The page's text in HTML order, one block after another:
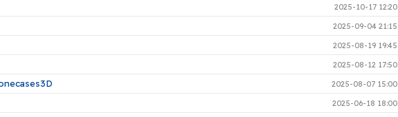
2025-10-17 12:20
2025-09-04 21:15
2025-08-19 19:45
2025-08-12 17:50
2025-08-07 15:00
2025-06-18 18:00